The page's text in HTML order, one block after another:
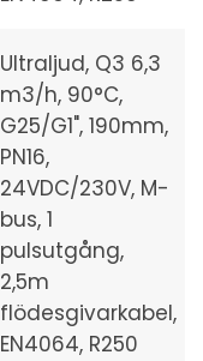
Ultraljud, Q3 6,3
m3/h, 90°C,
G25/G1", 190mm,
PN16,
24VDC/230V, M-
bus, 1
pulsutgång,
2,5m
flödesgivarkabel,
EN4064, R250